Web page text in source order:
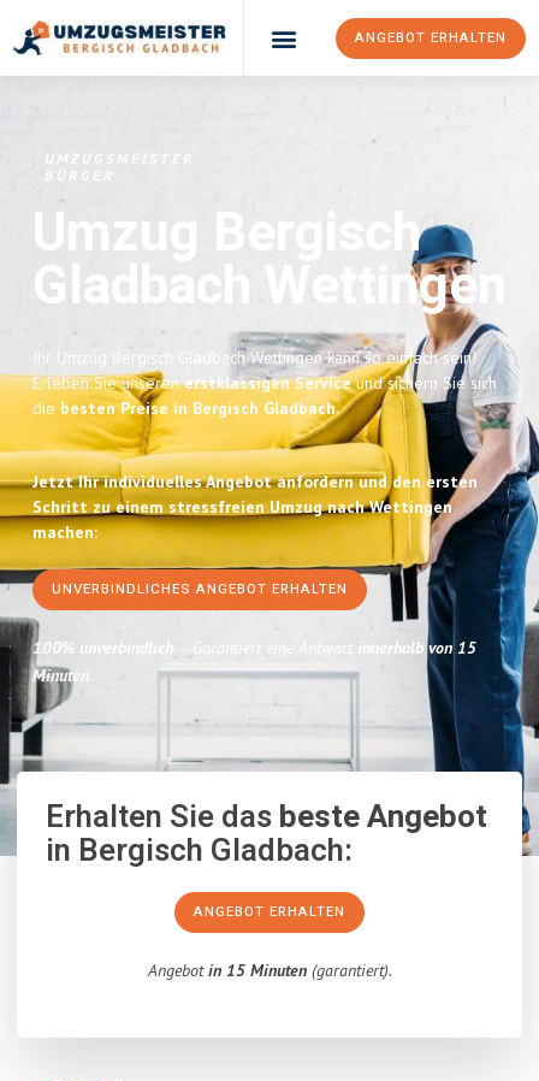
ANGEBOT ERHALTEN
UMZUGSMEISTER
BÜRGER
Umzug Bergisch
Gladbach Wettingen
Ihr Umzug Bergisch Gladbach Wettingen kann so einfach sein!
Erleben Sie unserenerstklassigen Serviceund sichern Sie sich
die besten Preise in Bergisch Gladbach.
Jetzt Ihr individuelles Angebot anfordern und den ersten
Schritt zu einem stressfreien Umzug nach Wettingen
machen:
UNVERBINDLICHES ANGEBOT ERHALTEN
100% unverbindlich – Garantiert eine Antwort innerhalb von 15
Minuten.
Erhalten Sie dasbeste Angebot
in Bergisch Gladbach:
ANGEBOT ERHALTEN
Angebotin 15 Minuten(garantiert).